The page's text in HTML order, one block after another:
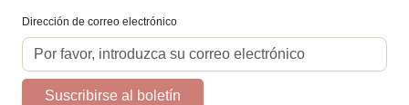
Dirección de correo electrónico
Suscribirse al boletín